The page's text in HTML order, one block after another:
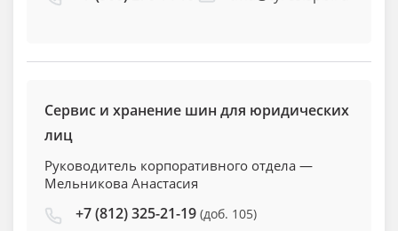
Сервис и хранение шин для юридических
лиц
Руководитель корпоративного отдела —
Мельникова Анастасия
+7 (812) 325-21-19 (доб. 105)